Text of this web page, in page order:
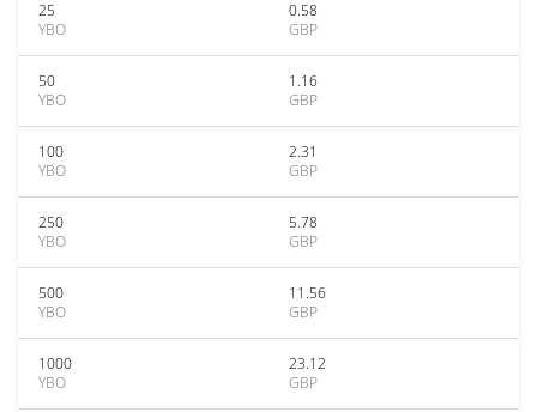
25
YBO
0.58
GBP
50
YBO
1.16
GBP
100
YBO
2.31
GBP
250
YBO
5.78
GBP
500
YBO
11.56
GBP
1000
YBO
23.12
GBP